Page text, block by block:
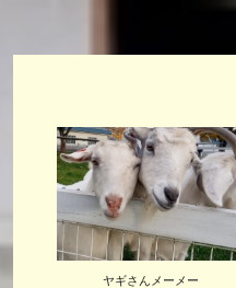
ヤギさんメーメー